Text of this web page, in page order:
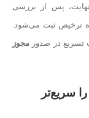
پس از بررسی
ترخیص ثبت می‌شود.
تسریع در صدور مجوز
سریع‌تر